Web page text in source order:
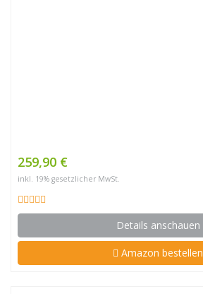
259,90 €
inkl. 19% gesetzlicher MwSt.
Details anschauen
Amazon bestellen